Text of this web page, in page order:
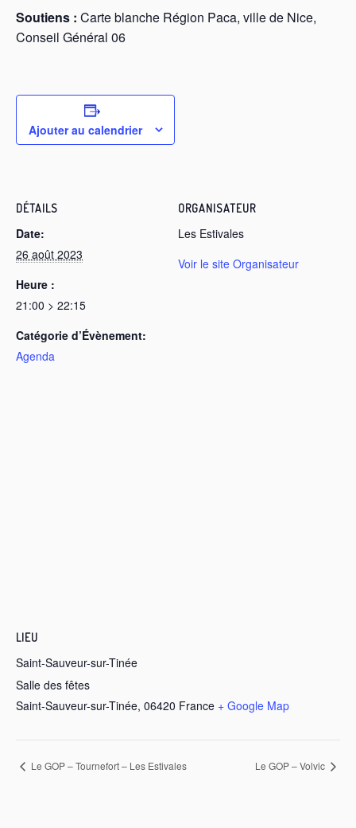
Soutiens : Carte blanche Région Paca, ville de Nice,
Conseil Général 06
Ajouter au calendrier
DÉTAILS
Date:
26 août 2023
Heure :
21:00 > 22:15
Catégorie d’Évènement:
Agenda
ORGANISATEUR
Les Estivales
Voir le site Organisateur
LIEU
Saint-Sauveur-sur-Tinée
Salle des fêtes
Saint-Sauveur-sur-Tinée, 06420 France + Google Map
Le GOP – Tournefort – Les Estivales Le GOP – Volvic